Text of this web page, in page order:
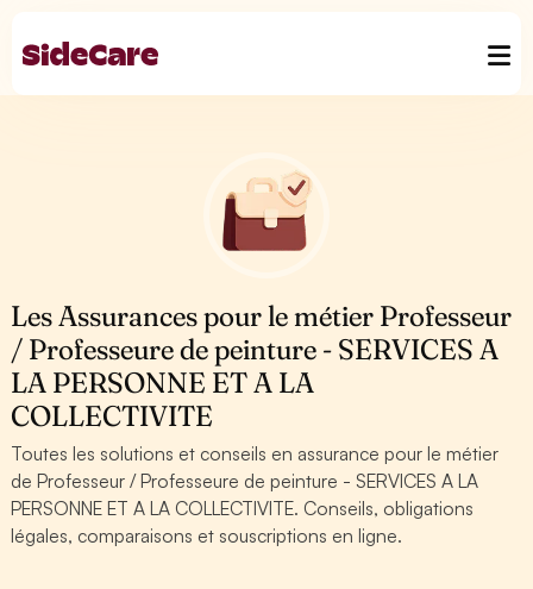
Les Assurances pour le métier Professeur
/ Professeure de peinture - SERVICES A
LA PERSONNE ET A LA
COLLECTIVITE
Toutes les solutions et conseils en assurance pour le métier
de Professeur / Professeure de peinture - SERVICES A LA
PERSONNE ET A LA COLLECTIVITE. Conseils, obligations
légales, comparaisons et souscriptions en ligne.